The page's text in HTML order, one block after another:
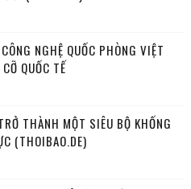
NGHỆ QUỐC PHÒNG VIỆT
QUỐC TẾ
THÀNH MỘT SIÊU BỘ KHỐNG
(THOIBAO.DE)